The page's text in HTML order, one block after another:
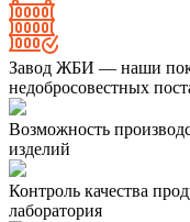
Завод ЖБИ — наши
недобросовестных
Возможность
изделий
Контроль качества
лаборатория